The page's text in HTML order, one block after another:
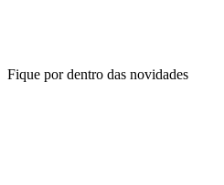
Fique por dentro das novidades